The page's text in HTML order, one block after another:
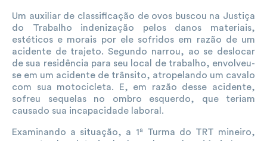
Um auxiliar de classificação de ovos buscou na Justiça
do Trabalho indenização pelos danos materiais,
estéticos e morais por ele sofridos em razão de um
acidente de trajeto. Segundo narrou, ao se deslocar
de sua residência para seu local de trabalho, envolveu-
se em um acidente de trânsito, atropelando um cavalo
com sua motocicleta. E, em razão desse acidente,
sofreu sequelas no ombro esquerdo, que teriam
causado sua incapacidade laboral.
Examinando a situação, a 1ª Turma do TRT mineiro,